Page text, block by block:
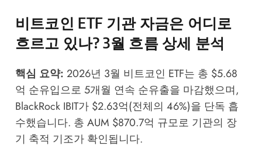
비트코인 ETF 기관 자금은 어디로
흐르고 있나? 3월 흐름 상세 분석
핵심 요약: 2026년 3월 비트코인 ETF는 총 $5.68
억 순유입으로 5개월 연속 순유출을 마감했으며,
BlackRock IBIT가 $2.63억(전체의 46%)을 단독 흡
수했습니다. 총 AUM $870.7억 규모로 기관의 장
기 축적 기조가 확인됩니다.